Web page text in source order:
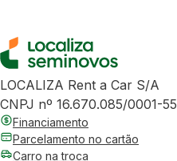
LOCALIZA Rent a Car S/A
CNPJ nº 16.670.085/0001-55
Financiamento
Parcelamento no cartão
Carro na troca